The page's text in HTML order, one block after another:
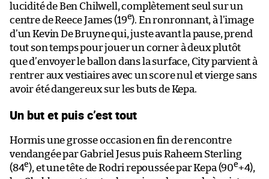
lucidité de Ben Chilwell, complètement seul sur un
centre de Reece James (19e). En ronronnant, à l’image
d’un Kevin De Bruyne qui, juste avant la pause, prend
tout son temps pour jouer un corner à deux plutôt
que d’envoyer le ballon dans la surface, City parvient à
rentrer aux vestiaires avec un score nul et vierge sans
avoir été dangereux sur les buts de Kepa.
Un but et puis c’est tout
Hormis une grosse occasion en fin de rencontre
vendangée par Gabriel Jesus puis Raheem Sterling
(84e), et une tête de Rodri repoussée par Kepa (90e+4),